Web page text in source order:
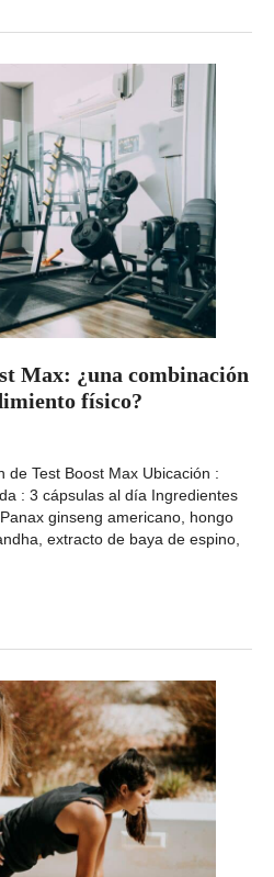
Max: ¿una combinación
físico?
de Test Boost Max Ubicación :
: 3 cápsulas al día Ingredientes
ginseng americano, hongo
extracto de baya de espino,